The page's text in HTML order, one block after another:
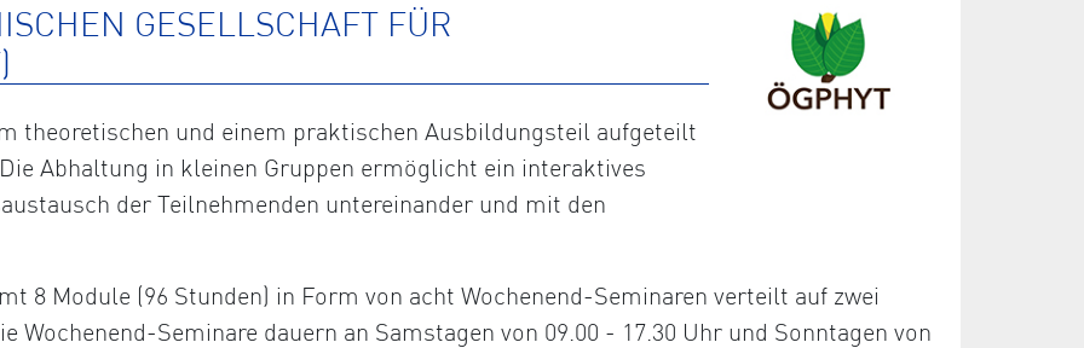
GESELLSCHAFT FÜR
theoretischen und einem praktischen Ausbildungsteil aufgeteilt
Abhaltung in kleinen Gruppen ermöglicht ein interaktives
der Teilnehmenden untereinander und mit den
8 Module (96 Stunden) in Form von acht Wochenend-Seminaren verteilt auf zwei
Wochenend-Seminare dauern an Samstagen von 09.00 - 17.30 Uhr und Sonntagen von